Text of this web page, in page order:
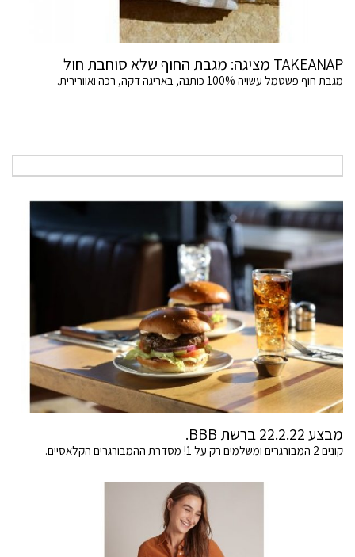
TAKEANAP מציגה: מגבת החוף שלא סוחבת חול
מגבת חוף פשטמל עשויה 100% כותנה, באריגה דקה, רכה ואוורירית.
מבצע 22.2.22 ברשת BBB.
קונים 2 המבורגרים ומשלמים רק על 1! מסדרת ההמבורגרים הקלאסיים.